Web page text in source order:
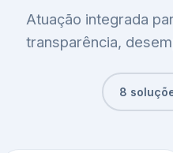
Atuação integrada
transparência,
8